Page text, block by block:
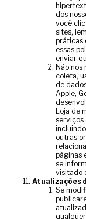
dos
você
sites,
práticas
essas
enviar
Não nos
coleta,
de
Apple,
Loja de
serviços
outras
páginas
se
visitado
Atualizações
Se